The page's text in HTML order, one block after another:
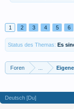
1 2 3 4 5 6
Status des Themas: Es
Foren
Deutsch [Du]